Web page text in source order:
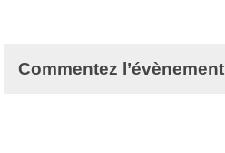
Commentez l’évènement